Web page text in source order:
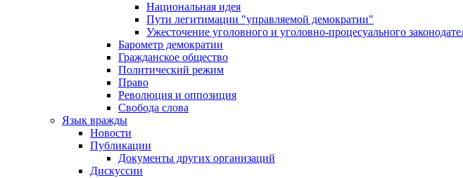
Национальная идея
Пути легитимации "управляемой демократии"
Ужесточение уголовного и уголовно-процесуального
Барометр демократии
Гражданское общество
Политический режим
Право
Революция и оппозиция
Свобода слова
Язык вражды
Новости
Публикации
Документы других организаций
Дискуссии